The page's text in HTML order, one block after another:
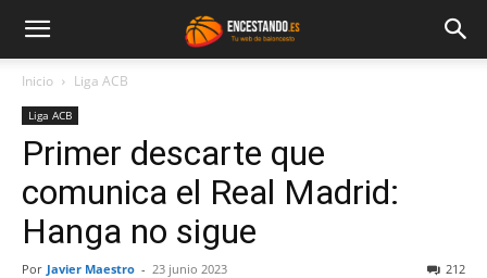
Inicio Liga ACB
Liga ACB
Primer descarte que
comunica el Real Madrid:
Hanga no sigue
Por Javier Maestro - 23 junio 2023 212